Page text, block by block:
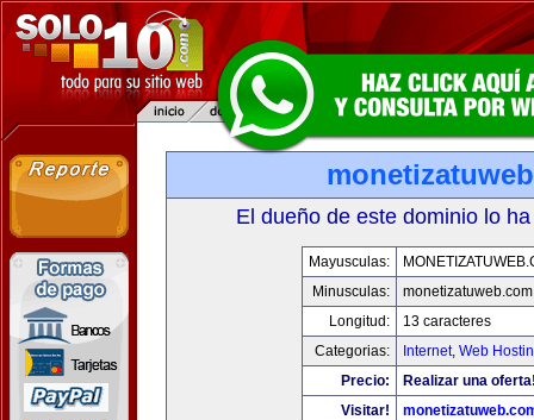
El dueño de este dominio lo
Mayusculas:
Minusculas:
monetizatuweb.com
Longitud:
13 caracteres
Categorias:
Internet, Web
Precio:
Realizar una
Visitar!